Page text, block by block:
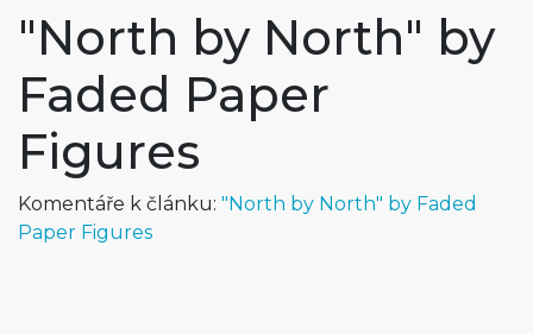
"North by North" by
Faded Paper
Figures
Komentáře k článku: "North by North" by Faded
Paper Figures